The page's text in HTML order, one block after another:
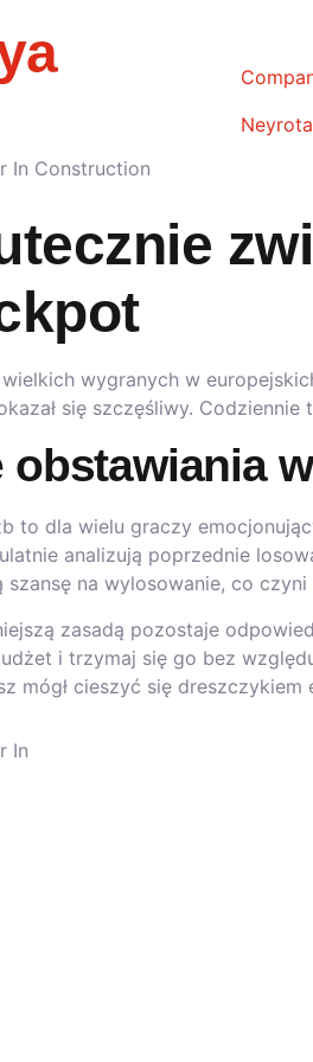
In Construction
wygranych w
się szczęśliwy.
obstawiania
to dla wielu graczy
analizują poprzednie
szansę na wylosowanie, co
zasadą pozostaje
i trzymaj się go bez
mógł cieszyć się
In